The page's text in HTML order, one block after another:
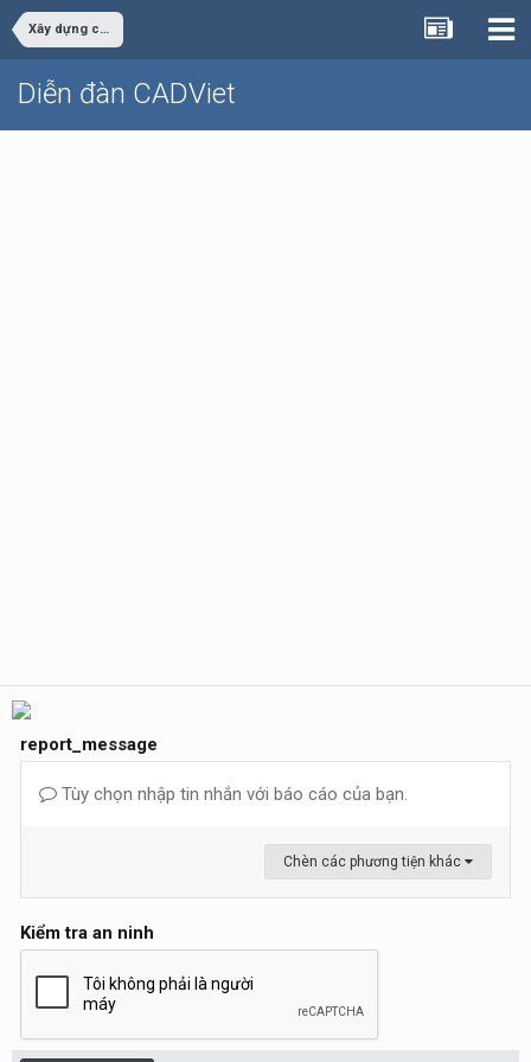
Xây dựng công trình
Diễn đàn CADViet
report_message
Tùy chọn nhập tin nhắn với báo cáo của bạn.
Chèn các phương tiện khác
Kiểm tra an ninh